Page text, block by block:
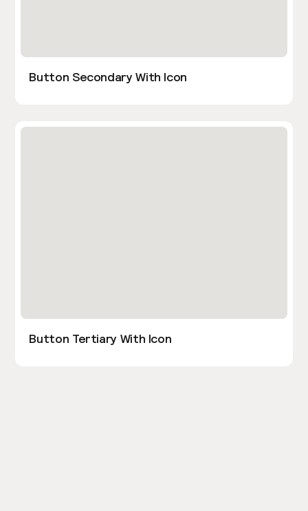
Button Secondary With Icon
Button Tertiary With Icon